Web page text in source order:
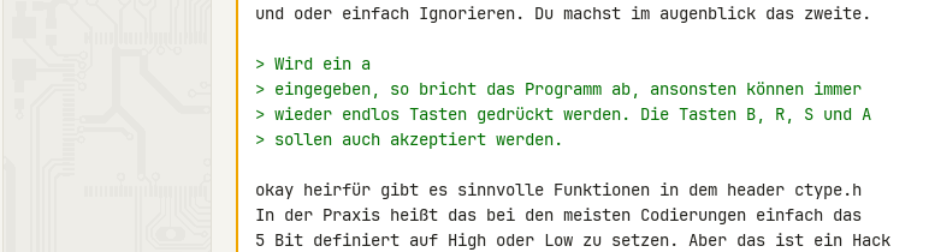
und oder einfach Ignorieren. Du machst im augenblick das zweite.
> Wird ein a
> eingegeben, so bricht das Programm ab, ansonsten können immer
> wieder endlos Tasten gedrückt werden. Die Tasten B, R, S und A
> sollen auch akzeptiert werden.
okay heirfür gibt es sinnvolle Funktionen in dem header ctype.h
In der Praxis heißt das bei den meisten Codierungen einfach das
5 Bit definiert auf High oder Low zu setzen. Aber das ist ein Hack